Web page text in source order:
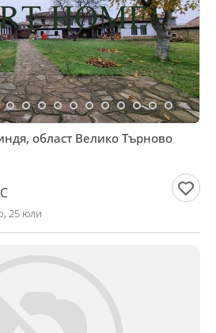
област Велико Търново
25 юли